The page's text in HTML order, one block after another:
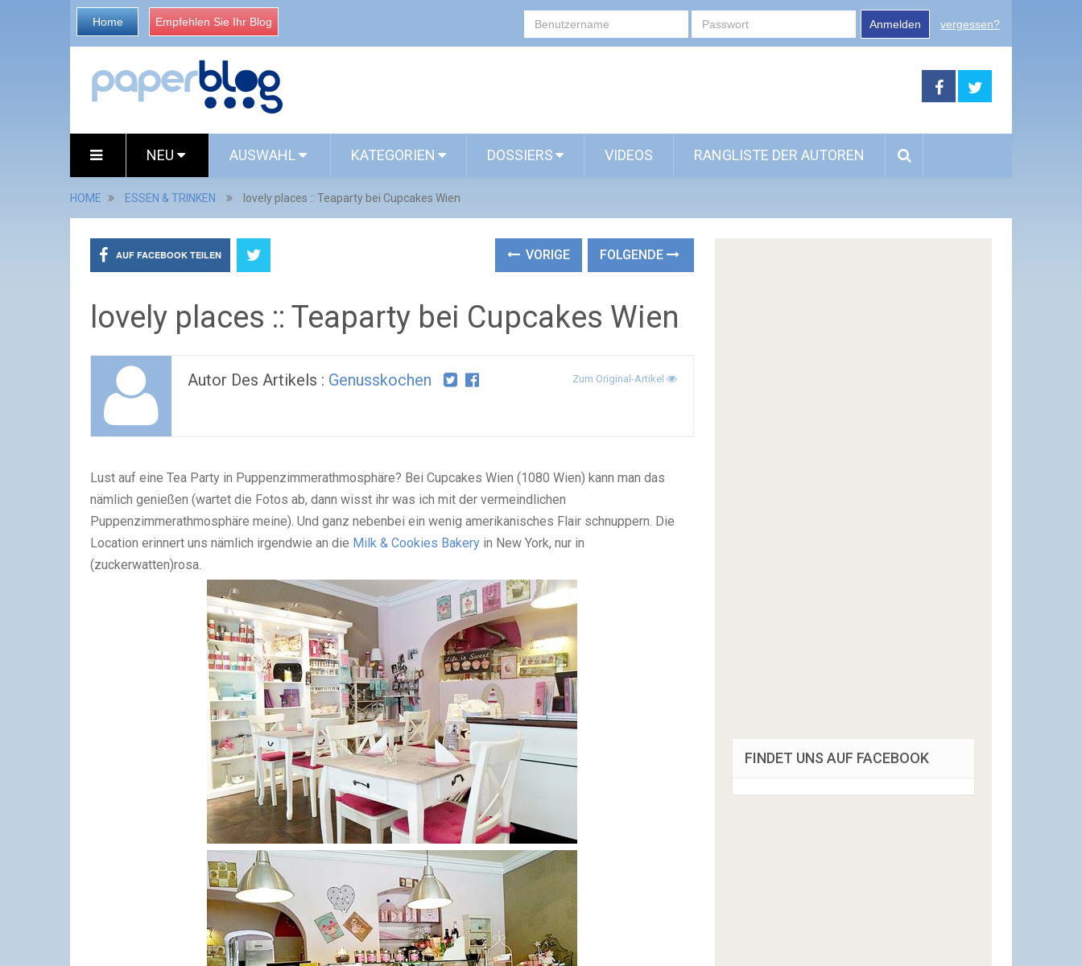
Home Empfehlen Sie Ihr Blog Anmelden vergessen?
NEU AUSWAHL KATEGORIEN DOSSIERS VIDEOS RANGLISTE DER AUTOREN
HOME ESSEN & TRINKEN lovely places :: Teaparty bei Cupcakes Wien
AUF FACEBOOK TEILEN VORIGE FOLGENDE
lovely places :: Teaparty bei Cupcakes Wien
Autor Des Artikels : Genusskochen Zum Original-Artikel
Lust auf eine Tea Party in Puppenzimmerathmosphäre? Bei Cupcakes Wien (1080 Wien) kann man das
nämlich genießen (wartet die Fotos ab, dann wisst ihr was ich mit der vermeindlichen
Puppenzimmerathmosphäre meine). Und ganz nebenbei ein wenig amerikanisches Flair schnuppern. Die
Location erinnert uns nämlich irgendwie an die Milk & Cookies Bakery in New York, nur in
(zuckerwatten)rosa.
FINDET UNS AUF FACEBOOK